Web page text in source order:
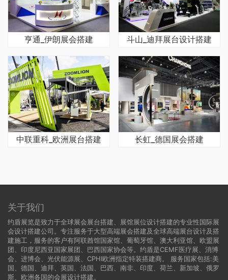
亨通_伊朗展会搭建 斗山_迪拜展台设计搭建
中联重科_欧洲展台搭建 长虹_德国展会搭建
关于我们
约盾展览是致力于全球展会展台搭建、展馆展位设计搭建的专业性国际展
会设计搭建公司。专注服务于大型高端展会搭建及全球高端展台设计及搭
建施工，服务的客户有阿联酋馆国家馆、葡萄牙馆、澳大利亚馆、欧盟展
团、印度尼西亚国家展团、巴西国家协会等。约盾是CEMF医疗展、消博
会、进博会、光伏能源展、CPHI欧洲指定特装搭建商。 服务国家包括:美
国、 德国、迪拜、英国、法国、巴西、南非、印度、荷兰、新加坡、俄罗
斯、欧洲各国的会展设计搭建。